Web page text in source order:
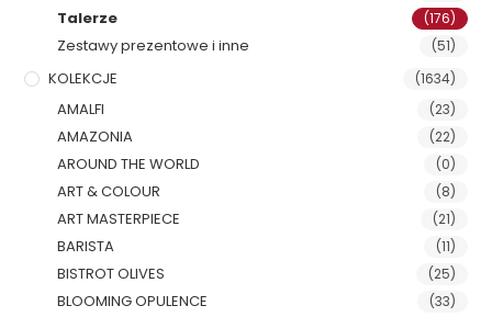
Talerze (176)
Zestawy prezentowe i inne (51)
KOLEKCJE (1634)
AMALFI (23)
AMAZONIA (22)
AROUND THE WORLD (0)
ART & COLOUR (8)
ART MASTERPIECE (21)
BARISTA (11)
BISTROT OLIVES (25)
BLOOMING OPULENCE (33)